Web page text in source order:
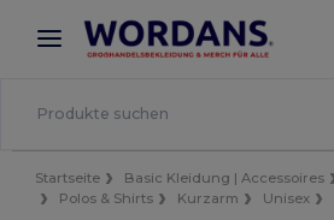
× Wordans App
Bessere Preise in der App!
Startseite Basic Kleidung | Accessoires
Polos & Shirts
Kurzarm Unisex